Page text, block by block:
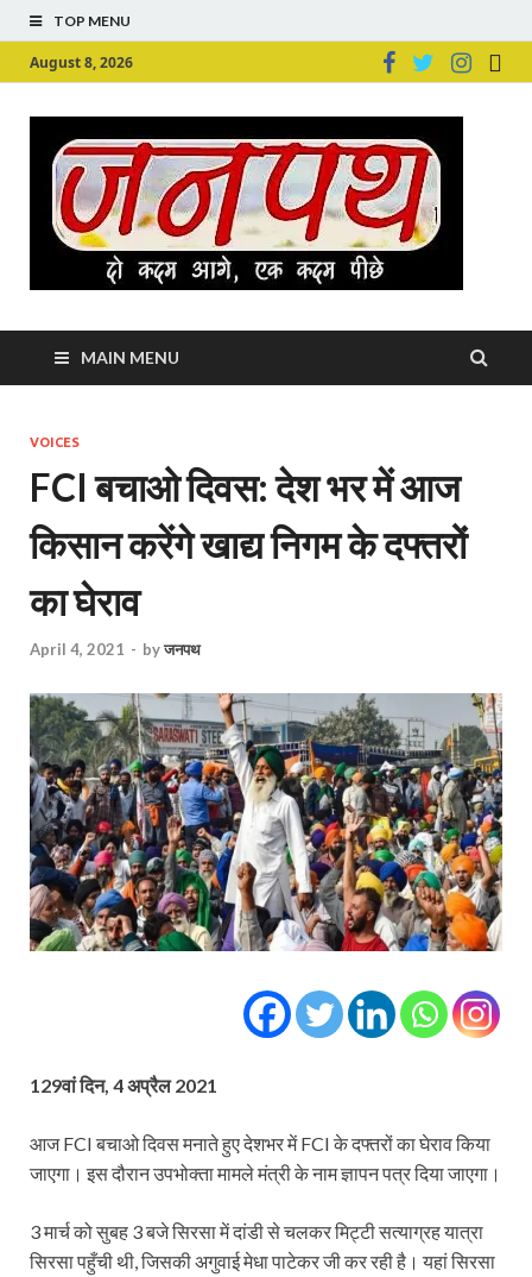
TOP MENU
August 8, 2026
MAIN MENU
VOICES
FCI बचाओ दिवस: देश भर में आज
किसान करेंगे खाद्य निगम के दफ्तरों
का घेराव
April 4, 2021 - byजनपथ
129वां दिन, 4 अप्रैल 2021
आज FCI बचाओ दिवस मनाते हुए देशभर में FCI के दफ्तरों का घेराव किया
जाएगा। इस दौरान उपभोक्ता मामले मंत्री के नाम ज्ञापन पत्र दिया जाएगा।
3 मार्च को सुबह 3 बजे सिरसा में दांडी से चलकर मिट्टी सत्याग्रह यात्रा
सिरसा पहुँची थी, जिसकी अगुवाई मेधा पाटेकर जी कर रही है। यहां सिरसा